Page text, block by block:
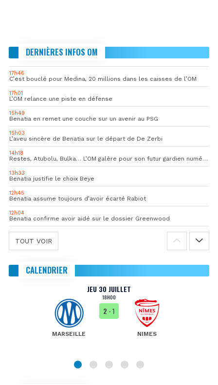
DERNIÈRES INFOS OM
17h46
C’est bouclé pour Medina, 20 millions dans les caisses de l’OM
17h01
L’OM relance une piste en défense
15h49
Benatia en remet une couche sur un avenir au PSG
15h03
L’aveu sincère de Benatia sur le départ de De Zerbi
14h18
Restes, Atubolu, Bulka… L’OM galère pour son futur gardien numéro 1
13h33
Benatia justifie le choix Beye
12h45
Benatia assume toujours d’avoir écarté Rabiot
12h04
Benatia confirme avoir aidé sur le dossier Greenwood
TOUT VOIR
CALENDRIER
JEU 30 JUILLET
18H00
MARSEILLE
2 - 1
NIMES